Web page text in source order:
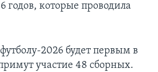
годов, которые проводила
2026 будет первым в
участие 48 сборных.